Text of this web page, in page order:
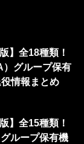
】全18種類！
グループ保有
情報まとめ
】全15種類！
ループ保有機